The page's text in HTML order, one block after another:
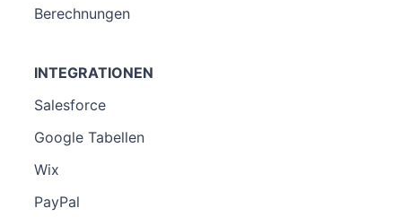
Berechnungen
INTEGRATIONEN
Salesforce
Google Tabellen
Wix
PayPal